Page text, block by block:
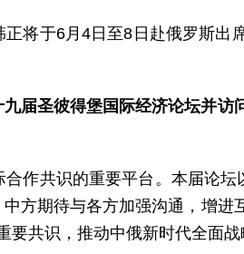
将于6月4日至8日赴俄罗斯
届圣彼得堡国际经济论坛并
作共识的重要平台。本届论
方期待与各方加强沟通，增
共识，推动中俄新时代全面战